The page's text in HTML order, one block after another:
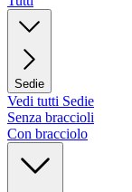
Sedie
Vedi tutti Sedie
Senza braccioli
Con bracciolo